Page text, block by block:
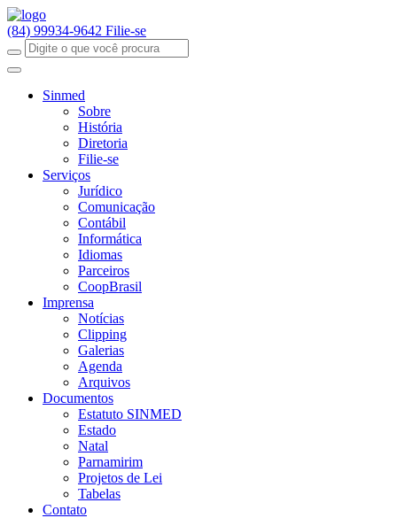
(84) 99934-9642 Filie-se
Sinmed
Sobre
História
Diretoria
Filie-se
Serviços
Jurídico
Comunicação
Contábil
Informática
Idiomas
Parceiros
CoopBrasil
Imprensa
Notícias
Clipping
Galerias
Agenda
Arquivos
Documentos
Estatuto SINMED
Estado
Natal
Parnamirim
Projetos de Lei
Tabelas
Contato